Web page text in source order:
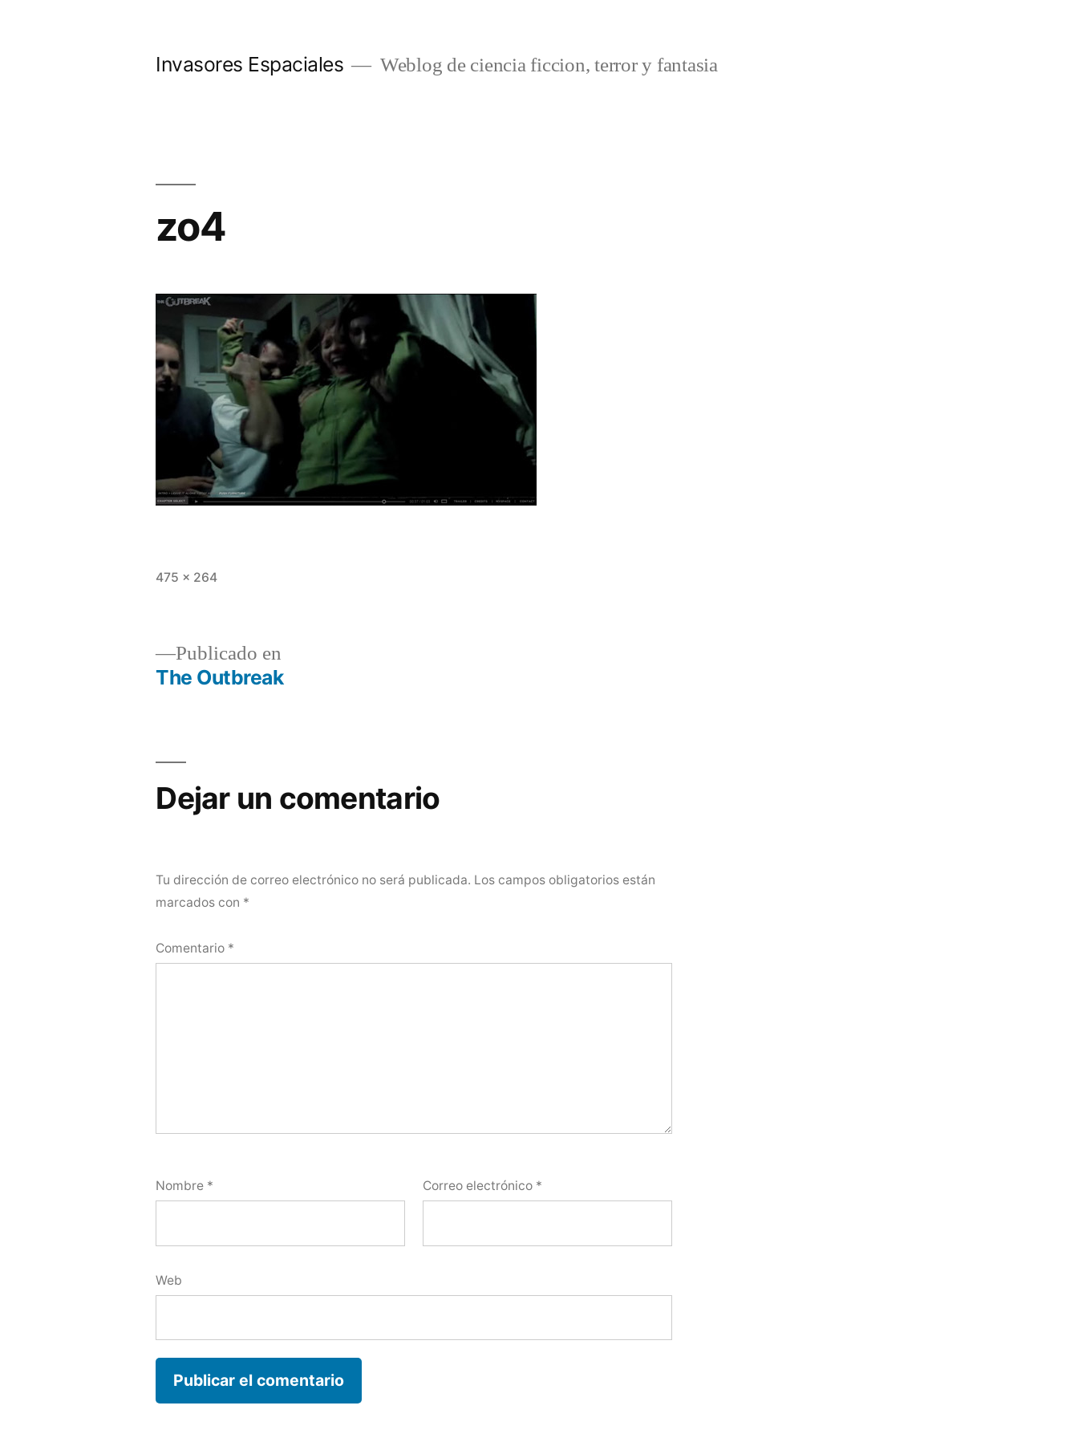
Invasores Espaciales Weblog de ciencia ficcion, terror y fantasia
zo4
Tamaño
475 × 264
Navegación
entradas
Publicado en
The Outbreak
Dejar un comentario
Tu dirección de correo electrónico no será publicada. Los campos obligatorios están
marcados con *
Comentario *
Nombre * Correo electrónico *
Web